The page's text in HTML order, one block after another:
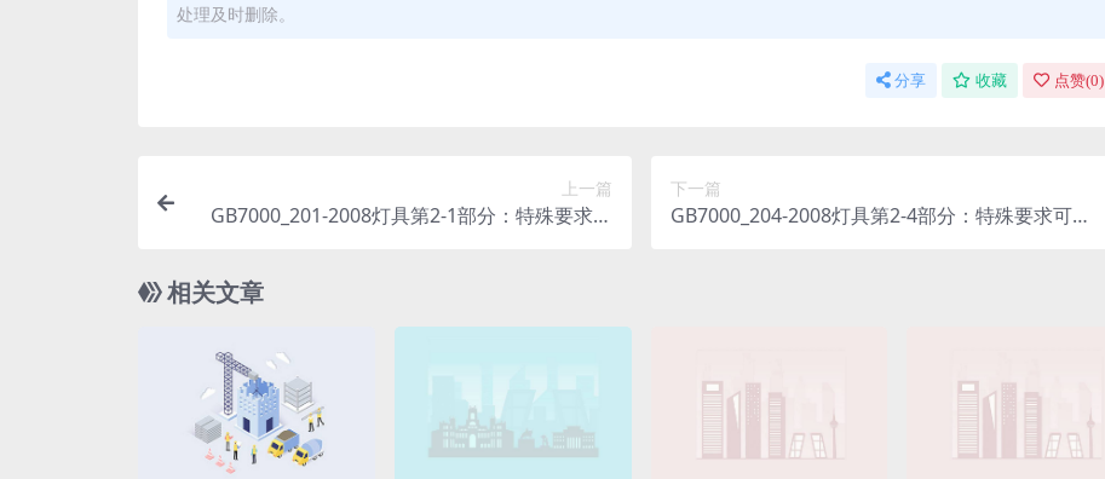
处理及时删除。
分享 收藏 点赞(0)
上一篇
GB7000_201-2008灯具第2-1部分：特殊要求固
下一篇
GB7000_204-2008灯具第2-4部分：特殊要求可
相关文章